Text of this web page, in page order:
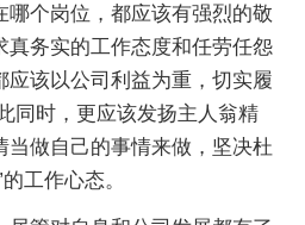
哪个岗位，都应该有强烈的敬
真务实的工作态度和任劳任怨
应该以公司利益为重，切实履
同时，更应该发扬主人翁精
当做自己的事情来做，坚决杜
工作心态。